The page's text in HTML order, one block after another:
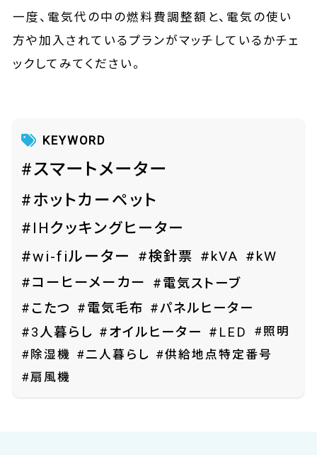
一度、電気代の中の燃料費調整額と、電気の使い
方や加入されているプランがマッチしているかチェ
ックしてみてください。
KEYWORD
#スマートメーター
#ホットカーペット
#IHクッキングヒーター
#wi-fiルーター
#検針票 #kVA #kW
#コーヒーメーカー
#電気ストーブ
#こたつ
#電気毛布 #パネルヒーター
#3人暮らし #オイルヒーター #LED
#照明
#除湿機 #二人暮らし #供給地点特定番号
#扇風機